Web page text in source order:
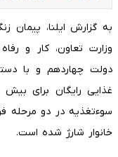
به گزارش ایلنا، پیمان
وزارت تعاون، کار و
دولت چهاردهم و با
سوءتغذیه در دو مرحله
خانوار شارژ شده است.